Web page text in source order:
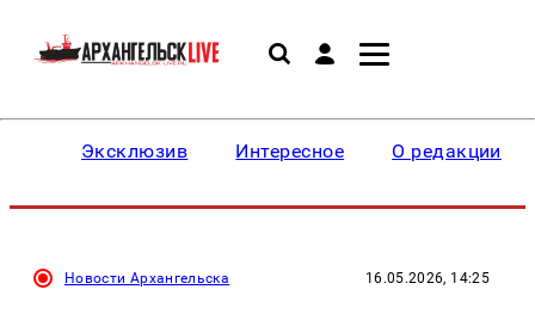
Эксклюзив Интересное О редакции
Новости Архангельска 16.05.2026, 14:25